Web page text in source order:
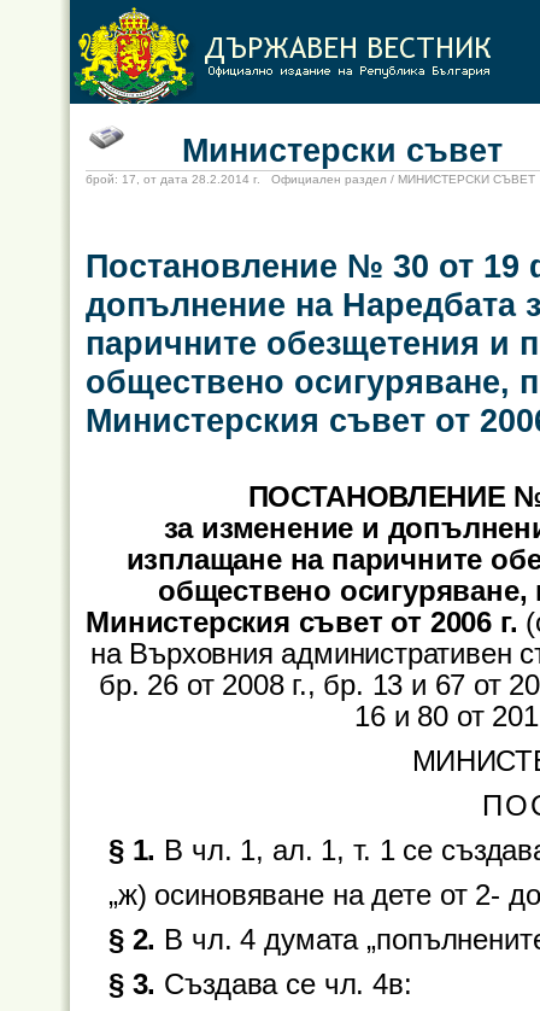
Министерски съвет
брой: 17, от дата 28.2.2014 г. Официален раздел / МИНИСТЕРСКИ СЪВЕТ
Постановление № 30 от 19
допълнение на Наредбата
паричните обезщетения и
обществено осигуряване,
Министерския съвет от
ПОСТАНОВЛЕНИЕ №
за изменение и
изплащане на паричните
обществено
Министерския съвет от 2006 г.
на Върховния административен
бр. 26 от 2008 г., бр. 13 и 67 от
16 и 80 от
§ 1. В чл. 1, ал. 1, т. 1 се
„ж) осиновяване на дете от 2-
§ 2. В чл. 4 думата
§ 3. Създава се чл. 4в: